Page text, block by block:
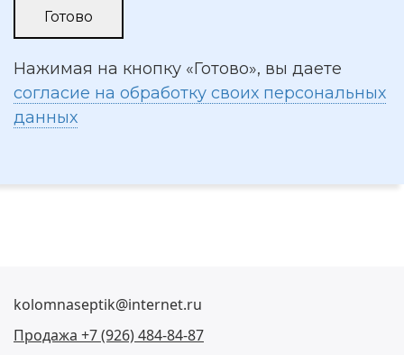
Нажимая на кнопку «Готово», вы даете
согласие на обработку своих персональных
данных
kolomnaseptik@internet.ru
Продажа +7 (926) 484-84-87